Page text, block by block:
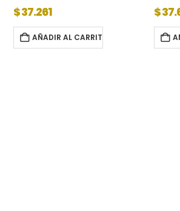
$37.261
AÑADIR AL CARRITO
$